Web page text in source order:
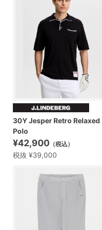
30Y Jesper Retro Relaxed
Polo
¥42,900 （税込）
税抜 ¥39,000